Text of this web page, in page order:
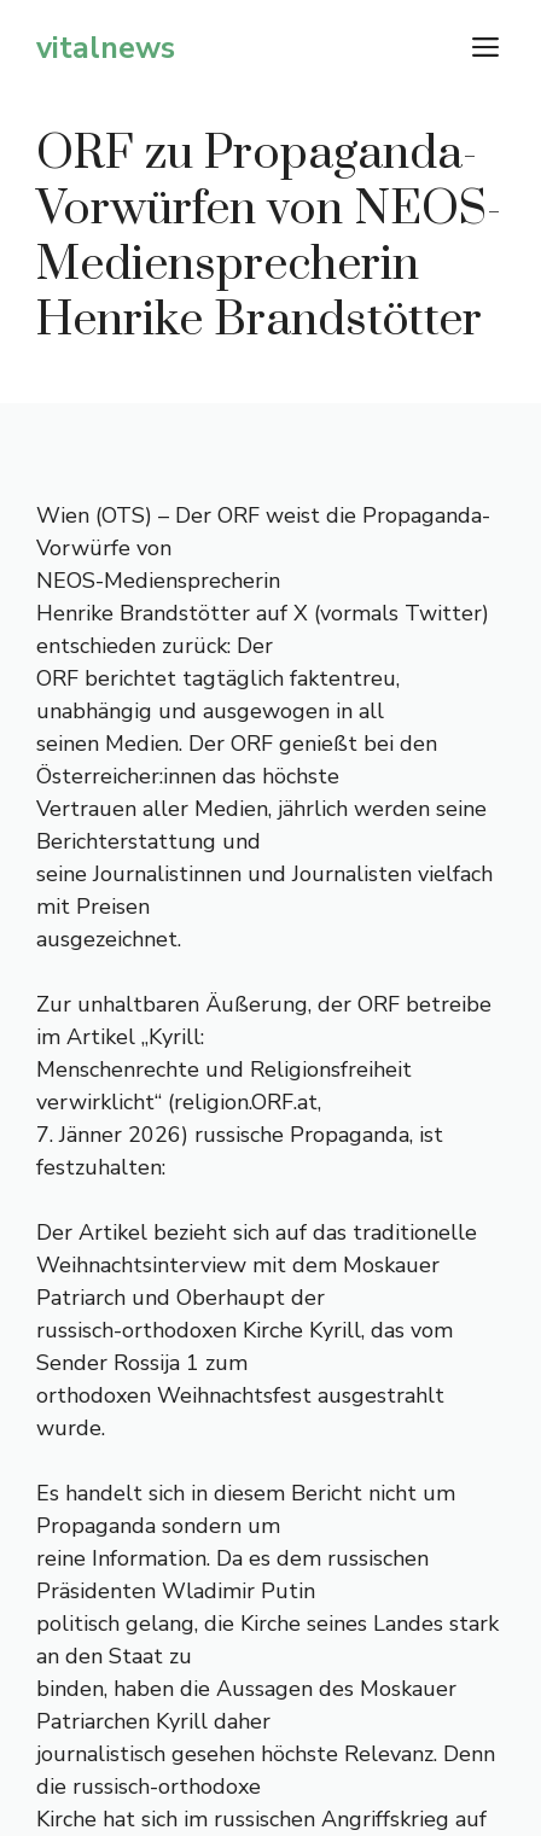
Inhaltvitalnews
ORF zu Propaganda-
Vorwürfen von NEOS-
Mediensprecherin
Henrike Brandstötter
Wien (OTS) – Der ORF weist die Propaganda-
Vorwürfe von
NEOS-Mediensprecherin
Henrike Brandstötter auf X (vormals Twitter)
entschieden zurück: Der
ORF berichtet tagtäglich faktentreu,
unabhängig und ausgewogen in all
seinen Medien. Der ORF genießt bei den
Österreicher:innen das höchste
Vertrauen aller Medien, jährlich werden seine
Berichterstattung und
seine Journalistinnen und Journalisten vielfach
mit Preisen
ausgezeichnet.
Zur unhaltbaren Äußerung, der ORF betreibe
im Artikel „Kyrill:
Menschenrechte und Religionsfreiheit
verwirklicht“ (religion.ORF.at,
7. Jänner 2026) russische Propaganda, ist
festzuhalten:
Der Artikel bezieht sich auf das traditionelle
Weihnachtsinterview mit dem Moskauer
Patriarch und Oberhaupt der
russisch-orthodoxen Kirche Kyrill, das vom
Sender Rossija 1 zum
orthodoxen Weihnachtsfest ausgestrahlt
wurde.
Es handelt sich in diesem Bericht nicht um
Propaganda sondern um
reine Information. Da es dem russischen
Präsidenten Wladimir Putin
politisch gelang, die Kirche seines Landes stark
an den Staat zu
binden, haben die Aussagen des Moskauer
Patriarchen Kyrill daher
journalistisch gesehen höchste Relevanz. Denn
die russisch-orthodoxe
Kirche hat sich im russischen Angriffskrieg auf